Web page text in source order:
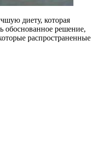
диету, которая
обоснованное решение,
распространенные